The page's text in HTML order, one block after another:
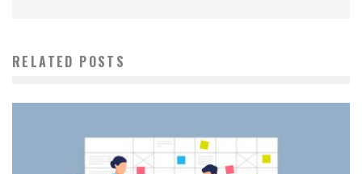
RELATED POSTS